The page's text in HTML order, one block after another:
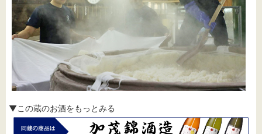
▼この蔵のお酒をもっとみる